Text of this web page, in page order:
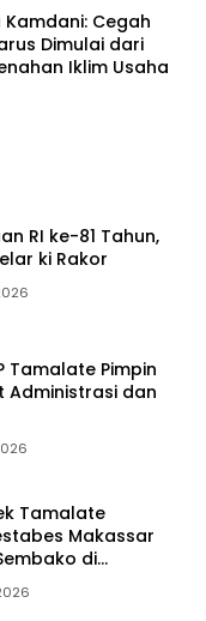
Kamdani: Cegah
Dimulai dari
Iklim Usaha
RI ke-81 Tahun,
ki Rakor
Tamalate Pimpin
Administrasi dan
Tamalate
Makassar
di